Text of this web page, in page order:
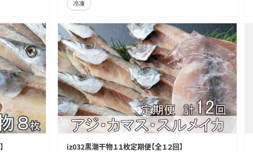
冷凍
iz032黒潮干物１１枚定期便【全１２回】